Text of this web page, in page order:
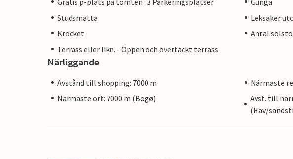
Studsmatta
Leksaker
Krocket
Antal
Terrass eller likn. - Öppen och övertäckt terrass
Närliggande
Avstånd till shopping: 7000 m
Närmaste
Närmaste ort: 7000 m (Bogø)
Avst. till
(Hav/